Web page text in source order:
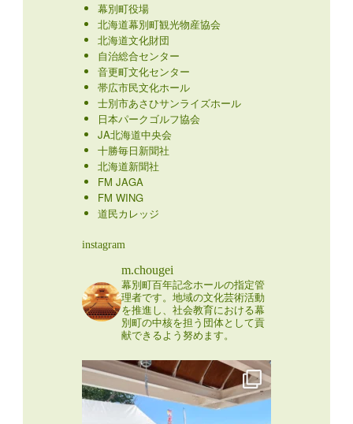
幕別町役場
北海道幕別町観光物産協会
北海道文化財団
自治総合センター
音更町文化センター
帯広市民文化ホール
士別市あさひサンライズホール
日本パークゴルフ協会
JA北海道中央会
十勝毎日新聞社
北海道新聞社
FM JAGA
FM WING
道民カレッジ
instagram
m.chougei
幕別町百年記念ホールの指定管
理者です。地域の文化芸術活動
を推進し、社会教育における幕
別町の中核を担う団体として貢
献できるよう努めます。